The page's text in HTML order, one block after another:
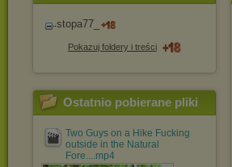
stopa77_
Pokazuj foldery i treści
Ostatnio pobierane pliki
Two Guys on a Hike Fucking
outside in the Natural
Fore....mp4